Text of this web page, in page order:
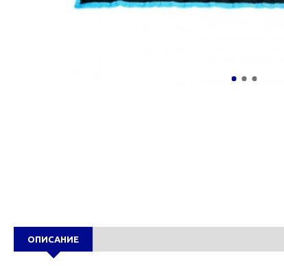
ОПИСАНИЕ